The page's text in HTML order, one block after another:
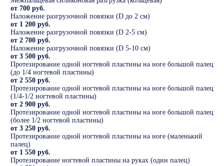
от 700 руб.
Наложение разгрузочной повязки (D до 2 см)
от 1 200 руб.
Наложение разгрузочной повязки (D 2-5 см)
от 2 700 руб.
Наложение разгрузочной повязки (D 5-10 см)
от 3 500 руб.
Протезирование одной ногтевой пластины на ноге большой палец
(до 1/4 ногтевой пластины)
от 2 550 руб.
Протезирование одной ногтевой пластины на ноге большой палец
(1/4-1/2 ногтевой пластины)
от 2 900 руб.
Протезирование одной ногтевой пластины на ноге большой палец
(более 1/2 ногтевой пластины)
от 3 250 руб.
Протезирование одной ногтевой пластины на ноге (маленький
палец)
от 1 550 руб.
Протезирование ногтевой пластины на руках (один палец)